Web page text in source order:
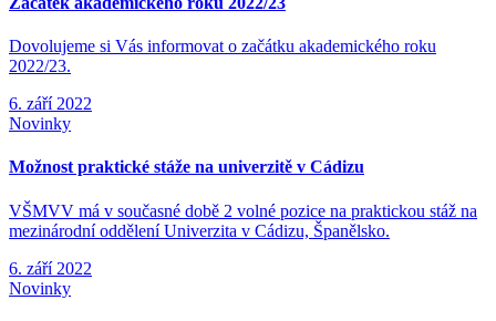
Dovolujeme si Vás informovat o začátku akademického roku
2022/23.
6. září 2022
Novinky
Možnost praktické stáže na univerzitě v Cádizu
VŠMVV má v současné době 2 volné pozice na praktickou stáž na
mezinárodní oddělení Univerzita v Cádizu, Španělsko.
6. září 2022
Novinky